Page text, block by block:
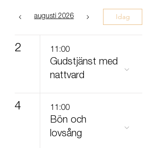
augusti 2026 Idag
2 11:00
Gudstjänst med
nattvard
4 11:00
Bön och
lovsång